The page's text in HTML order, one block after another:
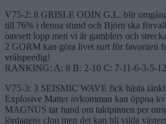
V75-2: 8 GRISLE ODIN G.L. blir
till 76% i denna stund och Björn ska
oavsett lopp men vi är gamblers och
2 GORM kan göra livet surt för favoriten
vrålspeedig!
RANKING: A: 8 B: 2-10 C: 7-11-6-3-5-
V75-3: 3 SEISMIC WAVE fick bästa
Explosive Matter avkomman kan öppna
MAGNUS tar hand om taktpinnen per
lördagens clou men det kan bli vilda